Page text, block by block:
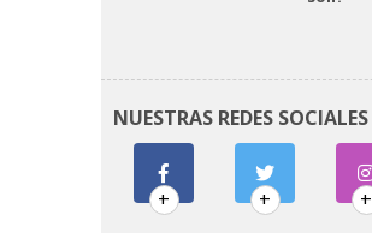
NUESTRAS REDES SOCIALES
+ + +